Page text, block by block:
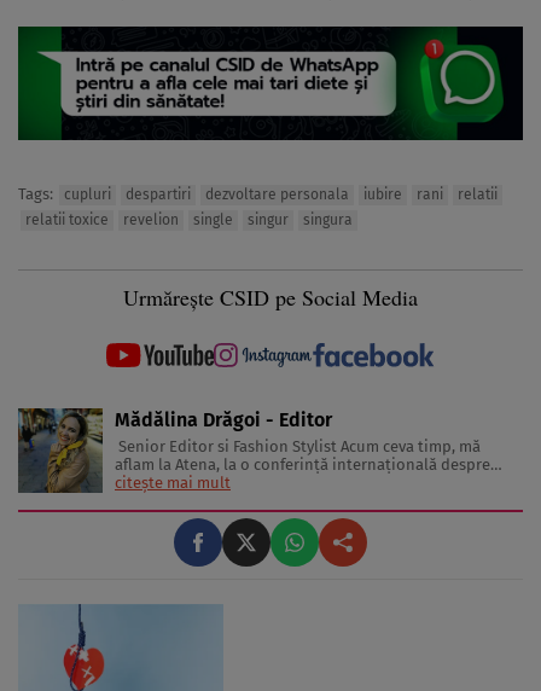
Tags: cupluri despartiri dezvoltare personala iubire rani
relatii
relatii toxice
revelion single singur singura
Urmărește CSID pe Social Media
Mădălina Drăgoi - Editor
Senior Editor si Fashion Stylist Acum ceva timp, mă
aflam la Atena, la o conferinţă internaţională despre
frumuseţe şi industria de profil. În sală erau jurnaliste
Multe dintre ele erau parcă scoase din paginile
revistelor pentru ...
citește mai mult